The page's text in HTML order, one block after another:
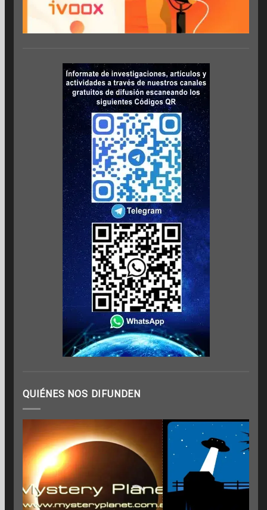
QUIÉNES NOS DIFUNDEN